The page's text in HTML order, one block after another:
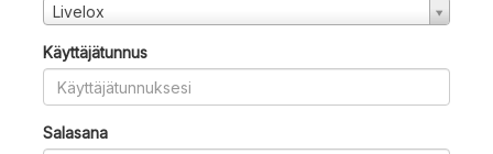
Livelox
Käyttäjätunnus
Salasana